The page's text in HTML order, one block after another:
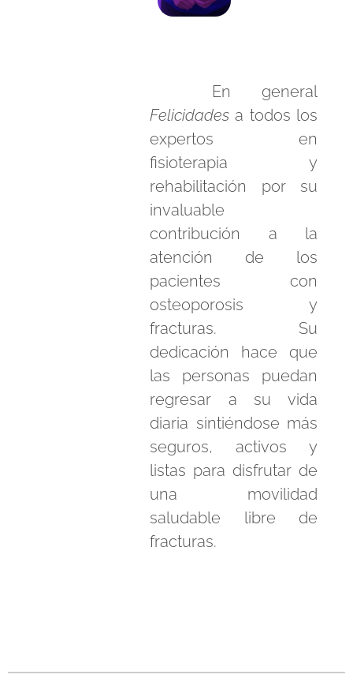
En general
Felicidades a todos los
expertos en
fisioterapia y
rehabilitación por su
invaluable
contribución a la
atención de los
pacientes con
osteoporosis y
fracturas. Su
dedicación hace que
las personas puedan
regresar a su vida
diaria sintiéndose más
seguros, activos y
listas para disfrutar de
una movilidad
saludable libre de
fracturas.